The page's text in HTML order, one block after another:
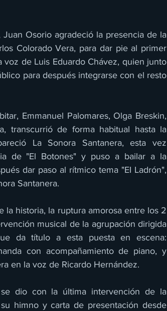
Osorio agradeció la presencia de la
Colorado Vera, para dar pie al primer
de Luis Eduardo Chávez, quien junto
para después integrarse con el resto
Emmanuel Palomares, Olga Breskin,
transcurrió de forma habitual hasta la
La Sonora Santanera, esta vez
de "El Botones" y puso a bailar a la
dar paso al rítmico tema "EI Ladrón",
Santanera.
la historia, la ruptura amorosa entre los 2
musical de la agrupación dirigida
da título a esta puesta en escena:
con acompañamiento de piano, y
en la voz de Ricardo Hernández.
dio con la última intervención de la
himno y carta de presentación desde